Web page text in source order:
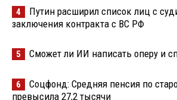
4
Путин расширил список лиц с
заключения контракта с ВС РФ
5 Сможет ли ИИ написать оперу и
6
Соцфонд: Средняя пенсия по
превысила 27,2 тысячи